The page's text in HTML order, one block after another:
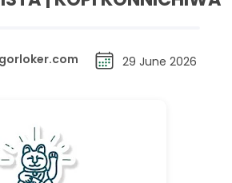
29 June 2026